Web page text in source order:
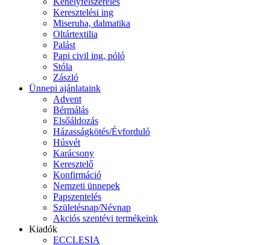
Keresztelési ing
Miseruha, dalmatika
Oltártextilia
Palást
Papi civil ing, póló
Stóla
Zászló
Ünnepi ajánlataink
Advent
Bérmálás
Elsőáldozás
Házasságkötés/Évforduló
Húsvét
Karácsony
Keresztelő
Konfirmáció
Nemzeti ünnepek
Papszentelés
Születésnap/Névnap
Akciós szentévi termékeink
Kiadók
ECCLESIA